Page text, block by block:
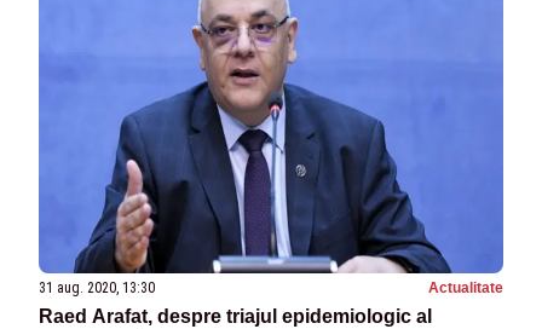
31 aug. 2020, 13:30 Actualitate
Raed Arafat, despre triajul epidemiologic al